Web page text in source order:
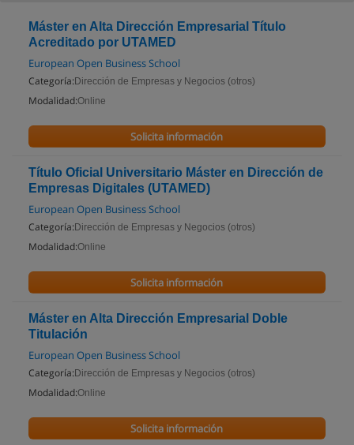
Máster en Alta Dirección Empresarial Título
Acreditado por UTAMED
European Open Business School
Categoría: Dirección de Empresas y Negocios (otros)
Modalidad:Online
Solicita información
Título Oficial Universitario Máster en Dirección de
Empresas Digitales (UTAMED)
European Open Business School
Categoría: Dirección de Empresas y Negocios (otros)
Modalidad:Online
Solicita información
Máster en Alta Dirección Empresarial Doble
Titulación
European Open Business School
Categoría: Dirección de Empresas y Negocios (otros)
Modalidad:Online
Solicita información